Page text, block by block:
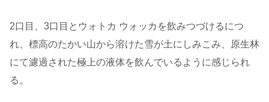
2口目、3口目とウォトカ ウォッカを飲みつづけるにつ
れ、標高のたかい山から溶けた雪が土にしみこみ、原生林
にて濾過された極上の液体を飲んでいるように感じられ
る。